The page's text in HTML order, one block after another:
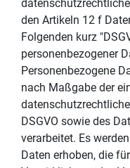
den Artikeln 12 f
Folgenden kurz
personenbezogener
Personenbezogene
nach Maßgabe der
DSGVO sowie des
verarbeitet. Es
Daten erhoben, die